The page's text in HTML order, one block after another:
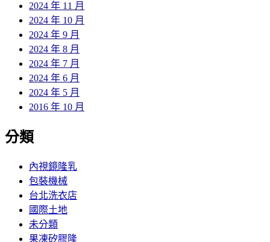
2024 年 11 月
2024 年 10 月
2024 年 9 月
2024 年 8 月
2024 年 7 月
2024 年 6 月
2024 年 5 月
2016 年 10 月
分類
內視鏡隆乳
包裝機械
台北洗衣店
國際土地
未分類
果凍矽膠隆